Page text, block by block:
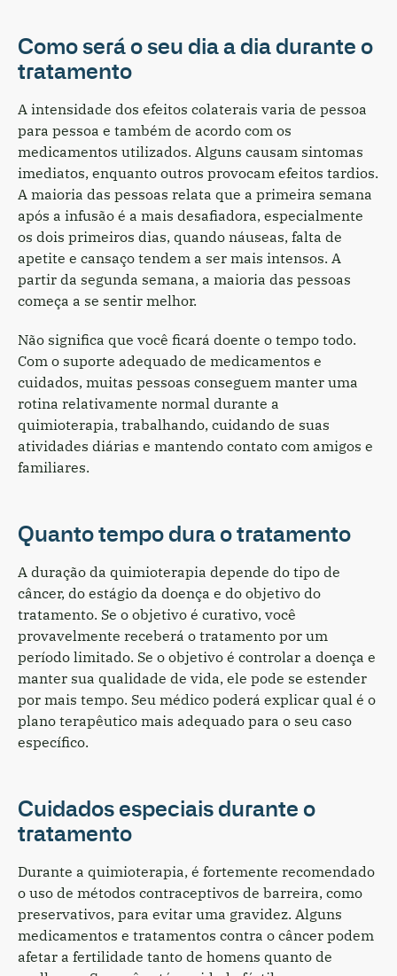
Como será o seu dia a dia durante o
tratamento
A intensidade dos efeitos colaterais varia de pessoa
para pessoa e também de acordo com os
medicamentos utilizados. Alguns causam sintomas
imediatos, enquanto outros provocam efeitos tardios.
A maioria das pessoas relata que a primeira semana
após a infusão é a mais desafiadora, especialmente
os dois primeiros dias, quando náuseas, falta de
apetite e cansaço tendem a ser mais intensos. A
partir da segunda semana, a maioria das pessoas
começa a se sentir melhor.
Não significa que você ficará doente o tempo todo.
Com o suporte adequado de medicamentos e
cuidados, muitas pessoas conseguem manter uma
rotina relativamente normal durante a
quimioterapia, trabalhando, cuidando de suas
atividades diárias e mantendo contato com amigos e
familiares.
Quanto tempo dura o tratamento
A duração da quimioterapia depende do tipo de
câncer, do estágio da doença e do objetivo do
tratamento. Se o objetivo é curativo, você
provavelmente receberá o tratamento por um
período limitado. Se o objetivo é controlar a doença e
manter sua qualidade de vida, ele pode se estender
por mais tempo. Seu médico poderá explicar qual é o
plano terapêutico mais adequado para o seu caso
específico.
Cuidados especiais durante o
tratamento
Durante a quimioterapia, é fortemente recomendado
o uso de métodos contraceptivos de barreira, como
preservativos, para evitar uma gravidez. Alguns
medicamentos e tratamentos contra o câncer podem
afetar a fertilidade tanto de homens quanto de